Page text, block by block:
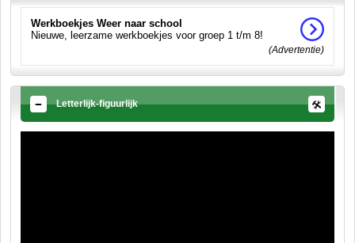
Werkboekjes Weer naar school
Nieuwe, leerzame werkboekjes voor groep 1 t/m 8!
(Advertentie)
Letterlijk-figuurlijk